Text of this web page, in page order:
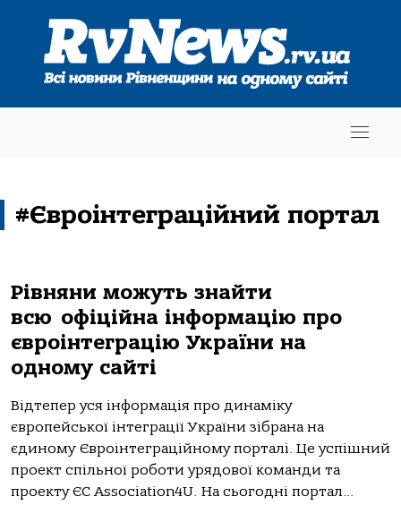
#Євроінтеграційний портал
Рівняни можуть знайти
всю офіційна інформацію про
євроінтеграцію України на
одному сайті
Відтепер уся інформація про динаміку
європейської інтеграції України зібрана на
єдиному Євроінтеграційному порталі. Це успішний
проект спільної роботи урядової команди та
проекту ЄС Association4U. На сьогодні портал...